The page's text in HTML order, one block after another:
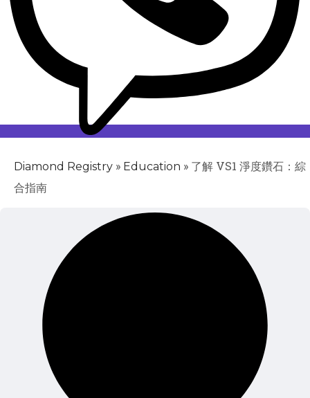
Diamond Registry » Education » 了解 VS1 淨度鑽石：綜
合指南